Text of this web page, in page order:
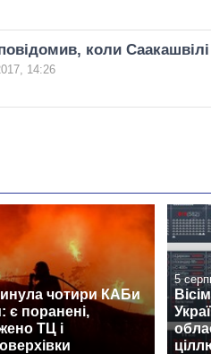
коли
14:26
чотири КАБи
є поранені,
ТЦ і
5